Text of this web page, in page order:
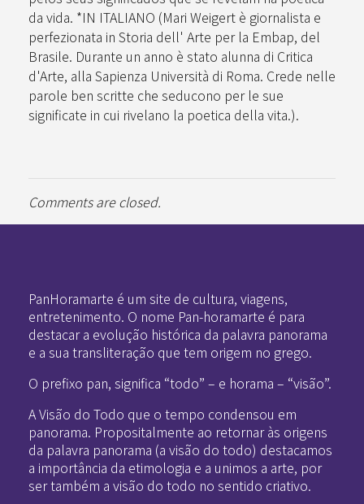
da vida. *IN ITALIANO (Mari Weigert è giornalista e
perfezionata in Storia dell' Arte per la Embap, del
Brasile. Durante un anno è stato alunna di Critica
d'Arte, alla Sapienza Università di Roma. Crede nelle
parole ben scritte che seducono per le sue
significate in cui rivelano la poetica della vita.).
Comments are closed.
PanHoramarte é um site de cultura, viagens,
entretenimento. O nome Pan-horamarte é para
destacar a evolução histórica da palavra panorama
e a sua transliteração que tem origem no grego.
O prefixo pan, significa “todo” – e horama – “visão”.
A Visão do Todo que o tempo condensou em
panorama. Propositalmente ao retornar às origens
da palavra panorama (a visão do todo) destacamos
a importância da etimologia e a unimos a arte, por
ser também a visão do todo no sentido criativo.